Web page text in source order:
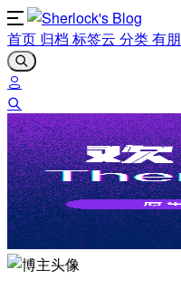
首页 归档 标签云 分类有朋